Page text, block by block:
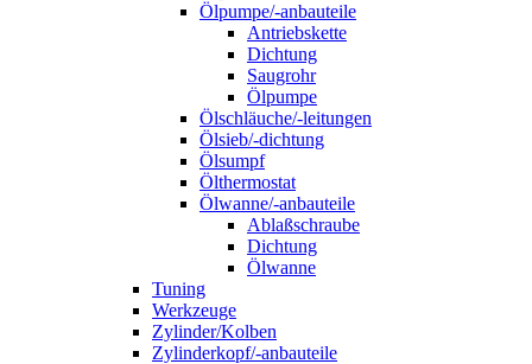
Ölpumpe/-anbauteile
Antriebskette
Dichtung
Saugrohr
Ölpumpe
Ölschläuche/-leitungen
Ölsieb/-dichtung
Ölsumpf
Ölthermostat
Ölwanne/-anbauteile
Ablaßschraube
Dichtung
Ölwanne
Tuning
Werkzeuge
Zylinder/Kolben
Zylinderkopf/-anbauteile